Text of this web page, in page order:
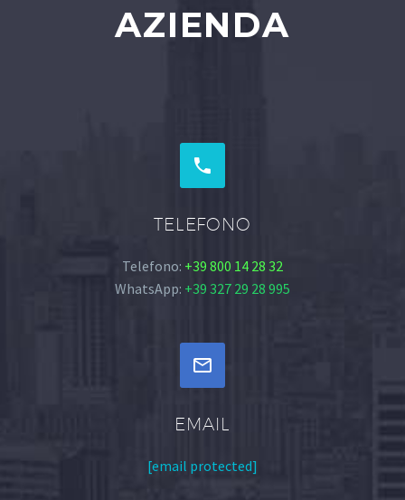
AZIENDA


TELEFONO
Telefono: +39 800 14 28 32
WhatsApp: +39 327 29 28 995


EMAIL
[email protected]